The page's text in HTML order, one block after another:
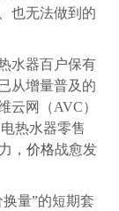
也无法做到的
水器百户保有
从增量普及的
云网（AVC）
热水器零售
，价格战愈发
量”的短期套